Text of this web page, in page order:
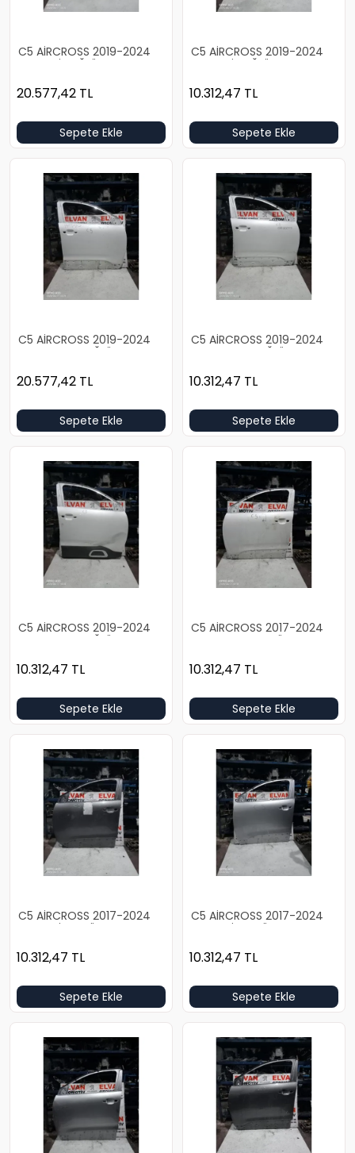
C5 AİRCROSS 2019-2024
BOŞ GRİ SAĞ ÖN KAPI
20.577,42 TL
Sepete Ekle
C5 AİRCROSS 2019-2024
BOŞ GRİ SAĞ ÖN KAPI
10.312,47 TL
Sepete Ekle
C5 AİRCROSS 2019-2024
BOŞ BEYAZ SAĞ ÖN KAPI
20.577,42 TL
Sepete Ekle
C5 AİRCROSS 2019-2024
BOŞ BEYAZ SAĞ ÖN KAPI
10.312,47 TL
Sepete Ekle
C5 AİRCROSS 2019-2024
BOŞ BEYAZ SAĞ ÖN KAPI
10.312,47 TL
Sepete Ekle
C5 AİRCROSS 2017-2024
BOŞ BEYAZ SOL ÖN KAPI
10.312,47 TL
Sepete Ekle
C5 AİRCROSS 2017-2024
BOŞ GRİ SOL ÖN KAPI
10.312,47 TL
Sepete Ekle
C5 AİRCROSS 2017-2024
BOŞ GRİ SOL ÖN KAPI
10.312,47 TL
Sepete Ekle